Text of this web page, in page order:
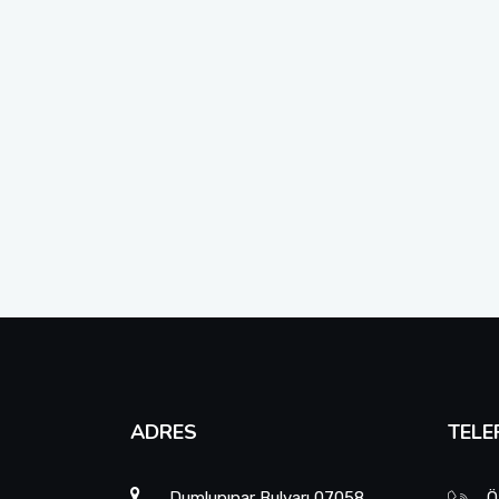
ADRES